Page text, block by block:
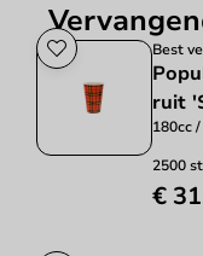
Best
ruit
180cc
2500
€